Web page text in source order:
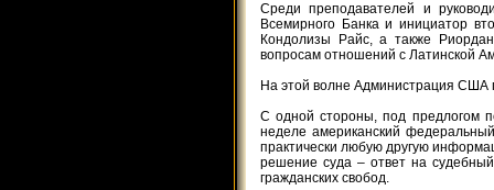
Среди преподавателей и
Всемирного Банка и инициатор
Кондолизы Райс, а также
вопросам отношений с Латинской
На этой волне Администрация США
С одной стороны, под предлогом
неделе американский
практически любую другую
решение суда – ответ на
гражданских свобод.